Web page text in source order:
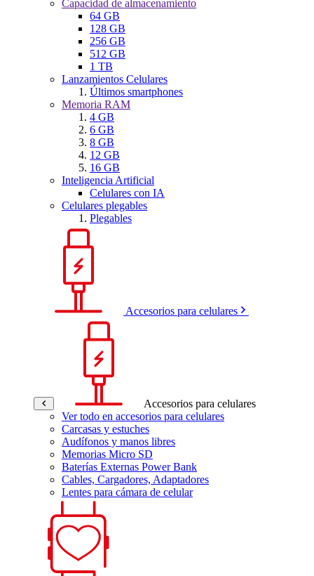
Capacidad de almacenamiento
64 GB
128 GB
256 GB
512 GB
1 TB
Lanzamientos Celulares
Últimos smartphones
Memoria RAM
4 GB
6 GB
8 GB
12 GB
16 GB
Inteligencia Artificial
Celulares con IA
Celulares plegables
Plegables
Accesorios para celulares
Accesorios para celulares
Ver todo en accesorios para celulares
Carcasas y estuches
Audífonos y manos libres
Memorias Micro SD
Baterías Externas Power Bank
Cables, Cargadores, Adaptadores
Lentes para cámara de celular